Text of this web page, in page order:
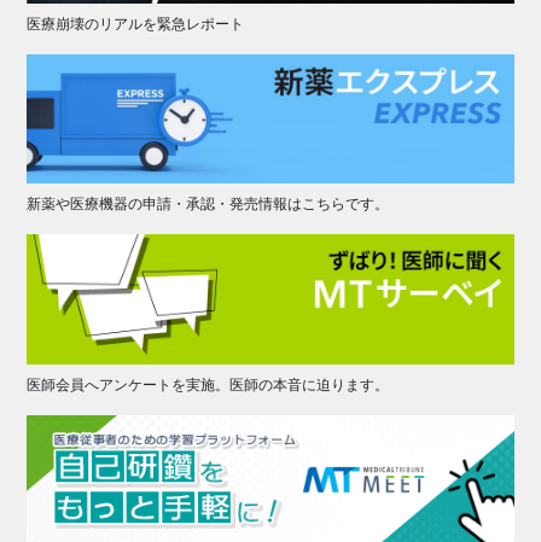
医療崩壊のリアルを緊急レポート
新薬や医療機器の申請・承認・発売情報はこちらです。
医師会員へアンケートを実施。医師の本音に迫ります。